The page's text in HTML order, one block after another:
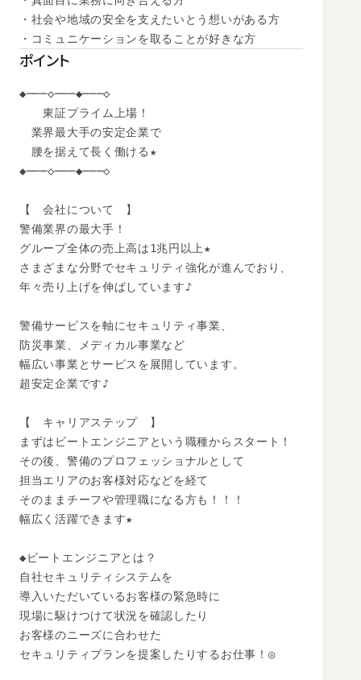
・社会や地域の安全を支えたいとう想いがある方
・コミュニケーションを取ることが好きな方
ポイント
◆───◇───◆───◇
東証プライム上場！
業界最大手の安定企業で
腰を据えて長く働ける★
◆───◇───◆───◇
【　会社について　】
警備業界の最大手！
グループ全体の売上高は1兆円以上★
さまざまな分野でセキュリティ強化が進んでおり、
年々売り上げを伸ばしています♪
警備サービスを軸にセキュリティ事業、
防災事業、メディカル事業など
幅広い事業とサービスを展開しています。
超安定企業です♪
【　キャリアステップ　】
まずはビートエンジニアという職種からスタート！
その後、警備のプロフェッショナルとして
担当エリアのお客様対応などを経て
そのままチーフや管理職になる方も！！！
幅広く活躍できます★
◆ビートエンジニアとは？
自社セキュリティシステムを
導入いただいているお客様の緊急時に
現場に駆けつけて状況を確認したり
お客様のニーズに合わせた
セキュリティプランを提案したりするお仕事！◎